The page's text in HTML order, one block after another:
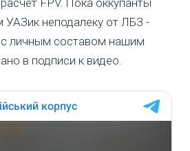
FPV. Пока оккупанты
УАЗик неподалеку от ЛБЗ -
с личным составом нашим
в подписи к видео.